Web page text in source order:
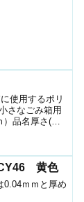
使用するポリ
さなごみ箱用
品名厚さ(㎜)
黄色
0.04ｍｍと厚め